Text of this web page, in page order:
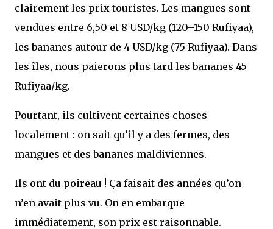
clairement les prix touristes. Les mangues sont
vendues entre 6,50 et 8 USD/kg (120–150 Rufiyaa),
les bananes autour de 4 USD/kg (75 Rufiyaa). Dans
les îles, nous paierons plus tard les bananes 45
Rufiyaa/kg.
Pourtant, ils cultivent certaines choses
localement : on sait qu’il y a des fermes, des
mangues et des bananes maldiviennes.
Ils ont du poireau ! Ça faisait des années qu’on
n’en avait plus vu. On en embarque
immédiatement, son prix est raisonnable.